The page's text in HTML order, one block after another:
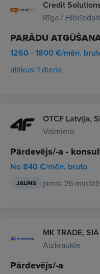
Credit
Rīga /
PARĀDU
1260 - 1800 €/mēn.
atlikusi 1 diena
OTCF Latvija,
Valmiera
Pārdevējs/-a -
No 840 €/mēn. bruto
JAUNS pirms 26
MK TRADE, SIA
Aizkraukle
Pārdevējs/-a